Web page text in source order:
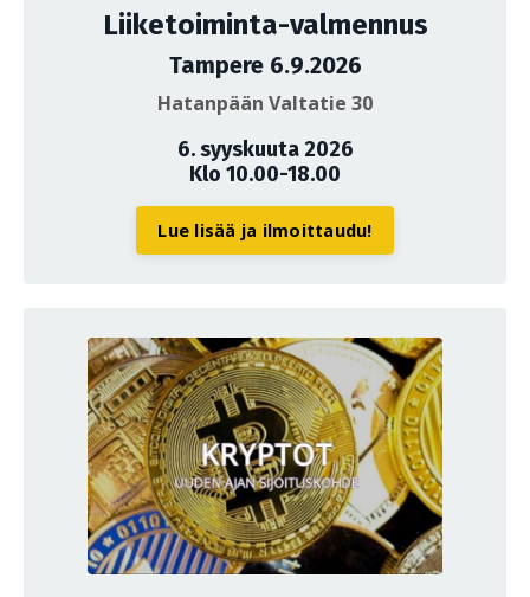
Liiketoiminta-valmennus
Tampere 6.9.2026
Hatanpään Valtatie 30
6. syyskuuta 2026
Klo 10.00-18.00
Lue lisää ja ilmoittaudu!